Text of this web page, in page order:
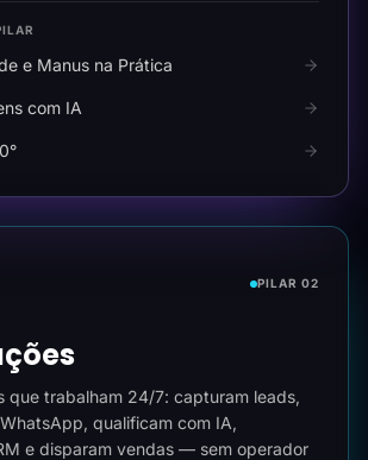
e Manus na Prática
com IA
PILAR 02
que trabalham 24/7: capturam leads,
qualificam com IA,
e disparam vendas — sem operador